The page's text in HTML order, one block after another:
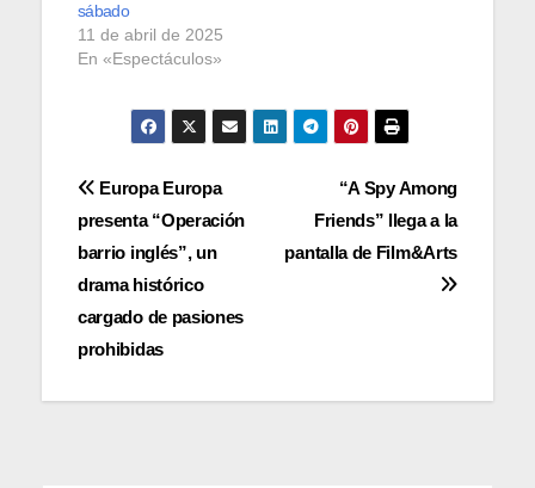
sábado
11 de abril de 2025
En «Espectáculos»
Navegación
de
entradas
“A Spy Among
Friends” llega a la
pantalla de Film&Arts
Europa Europa
presenta “Operación
barrio inglés”, un
drama histórico
cargado de pasiones
prohibidas